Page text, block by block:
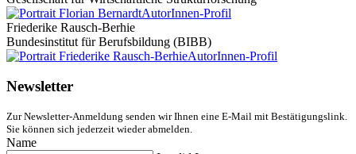
AutorInnen-Profil
Friederike Rausch-Berhie
Bundesinstitut für Berufsbildung (BIBB)
AutorInnen-Profil
Newsletter
Zur Newsletter-Anmeldung senden wir Ihnen eine E-Mail mit Bestätigungslink.
Sie können sich jederzeit wieder abmelden.
Name